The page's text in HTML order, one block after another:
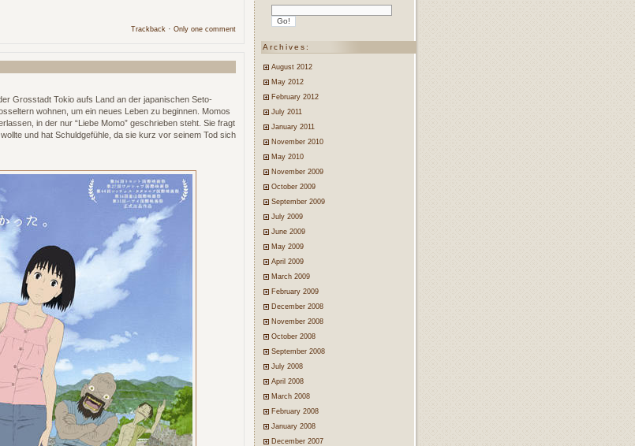
Trackback · Only one comment
Grosstadt Tokio aufs Land an der japanischen Seto-
wohnen, um ein neues Leben zu beginnen. Momos
in der nur “Liebe Momo” geschrieben steht. Sie fragt
und hat Schuldgefühle, da sie kurz vor seinem Tod sich
Archives:
August 2012
May 2012
February 2012
July 2011
January 2011
November 2010
May 2010
November 2009
October 2009
September 2009
July 2009
June 2009
May 2009
April 2009
March 2009
February 2009
December 2008
November 2008
October 2008
September 2008
July 2008
April 2008
March 2008
February 2008
January 2008
December 2007